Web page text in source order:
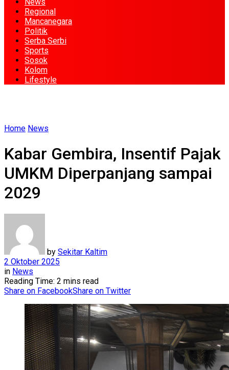
Regional
Mancanegara
Politik
Serba Serbi
Sports
Sosok
Kolom
Lifestyle
Home News
Kabar Gembira, Insentif Pajak
UMKM Diperpanjang sampai
2029
by Sekitar Kaltim
2 Oktober 2025
in News
Reading Time: 2 mins read
Share on FacebookShare on Twitter